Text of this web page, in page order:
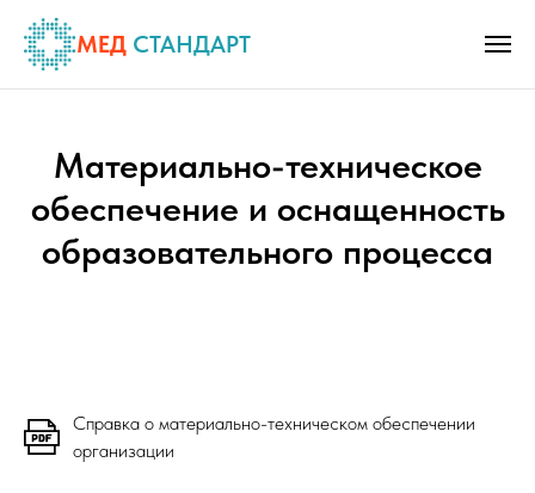
МЕД СТАНДАРТ
Материально-техническое
обеспечение и оснащенность
образовательного процесса
Справка о материально-техническом обеспечении
организации